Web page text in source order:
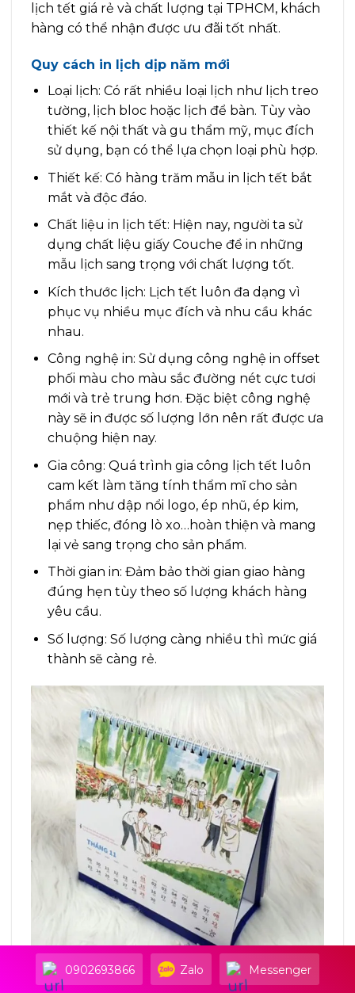
lịch tết giá rẻ và chất lượng tại TPHCM, khách
hàng có thể nhận được ưu đãi tốt nhất.
Quy cách in lịch dịp năm mới
Loại lịch: Có rất nhiều loại lịch như lịch treo
tường, lịch bloc hoặc lịch để bàn. Tùy vào
thiết kế nội thất và gu thẩm mỹ, mục đích
sử dụng, bạn có thể lựa chọn loại phù hợp.
Thiết kế: Có hàng trăm mẫu in lịch tết bắt
mắt và độc đáo.
Chất liệu in lịch tết: Hiện nay, người ta sử
dụng chất liệu giấy Couche để in những
mẫu lịch sang trọng với chất lượng tốt.
Kích thước lịch: Lịch tết luôn đa dạng vì
phục vụ nhiều mục đích và nhu cầu khác
nhau.
Công nghệ in: Sử dụng công nghệ in offset
phối màu cho màu sắc đường nét cực tươi
mới và trẻ trung hơn. Đặc biệt công nghệ
này sẽ in được số lượng lớn nên rất được ưa
chuộng hiện nay.
Gia công: Quá trình gia công lịch tết luôn
cam kết làm tăng tính thẩm mĩ cho sản
phẩm như dập nổi logo, ép nhũ, ép kim,
nẹp thiếc, đóng lò xo…hoàn thiện và mang
lại vẻ sang trọng cho sản phẩm.
Thời gian in: Đảm bảo thời gian giao hàng
đúng hẹn tùy theo số lượng khách hàng
yêu cầu.
Số lượng: Số lượng càng nhiều thì mức giá
thành sẽ càng rẻ.
0902693866 Zalo Messenger